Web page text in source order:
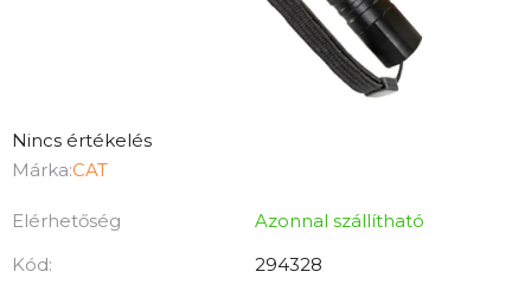
A
termék
értékelése
5-
Nincs értékelés
Márka:CAT
Elérhetőség
Azonnal szállítható
Kód:
294328